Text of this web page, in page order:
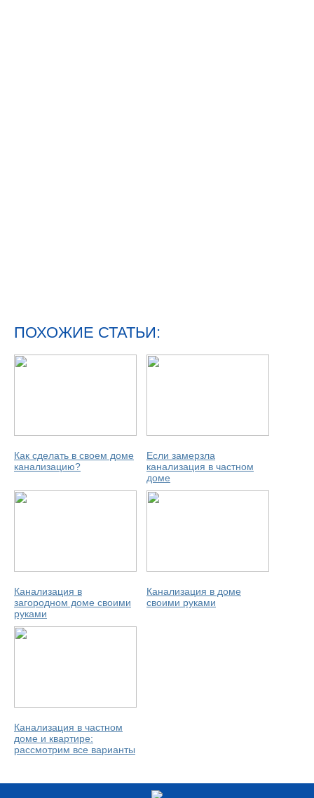
ПОХОЖИЕ СТАТЬИ:
Как сделать в своем доме
канализацию?
Если замерзла
канализация в частном
доме
Канализация в
загородном доме своими
руками
Канализация в доме
своими руками
Канализация в частном
доме и квартире:
рассмотрим все варианты